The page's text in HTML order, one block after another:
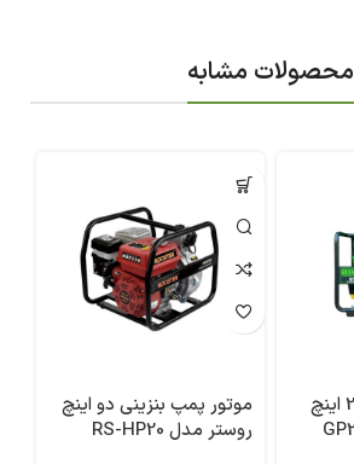
محصولات مشابه
موتور پمپ بنزینی 2 اینچ
موتور پمپ بنزینی دو اینچ
روستر مدل RS-HP20